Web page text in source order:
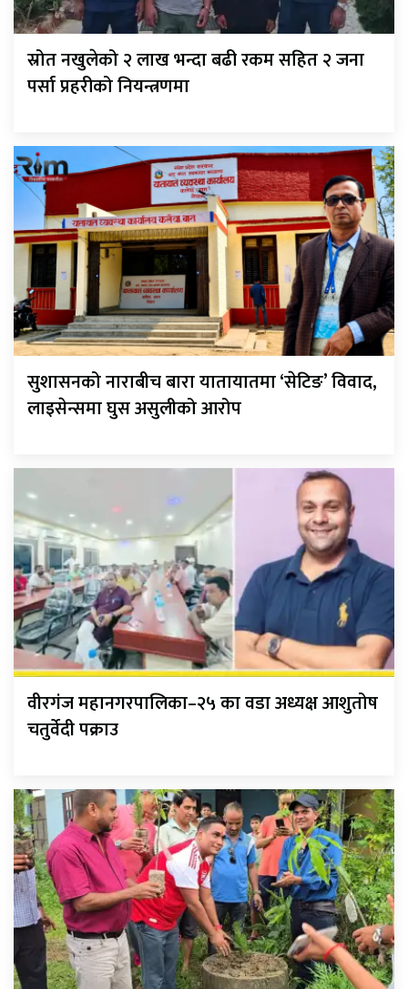
स्रोत नखुलेको २ लाख भन्दा बढी रकम सहित २ जना
पर्सा प्रहरीको नियन्त्रणमा
सुशासनको नाराबीच बारा यातायातमा ‘सेटिङ’ विवाद,
लाइसेन्समा घुस असुलीको आरोप
वीरगंज महानगरपालिका–२५ का वडा अध्यक्ष आशुतोष
चतुर्वेदी पक्राउ